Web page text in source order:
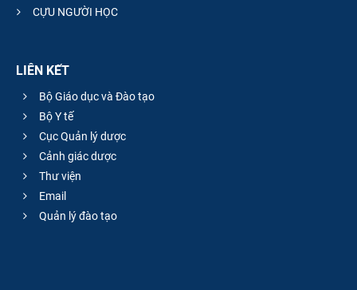
CỰU NGƯỜI HỌC
LIÊN KẾT
Bộ Giáo dục và Đào tạo
Bộ Y tế
Cục Quản lý dược
Cảnh giác dược
Thư viện
Email
Quản lý đào tạo